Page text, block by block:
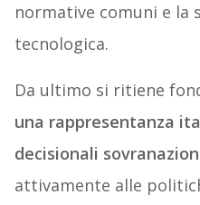
normative comuni e la
tecnologica.
Da ultimo si ritiene
una rappresentanza
decisionali
attivamente alle